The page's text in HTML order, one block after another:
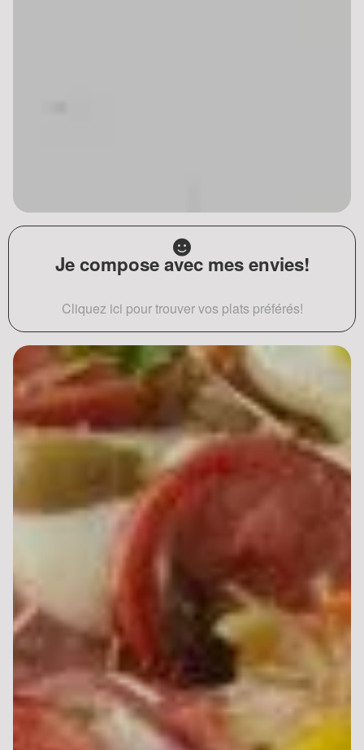
Je compose avec mes envies!
Cliquez ici pour trouver vos plats préférés!